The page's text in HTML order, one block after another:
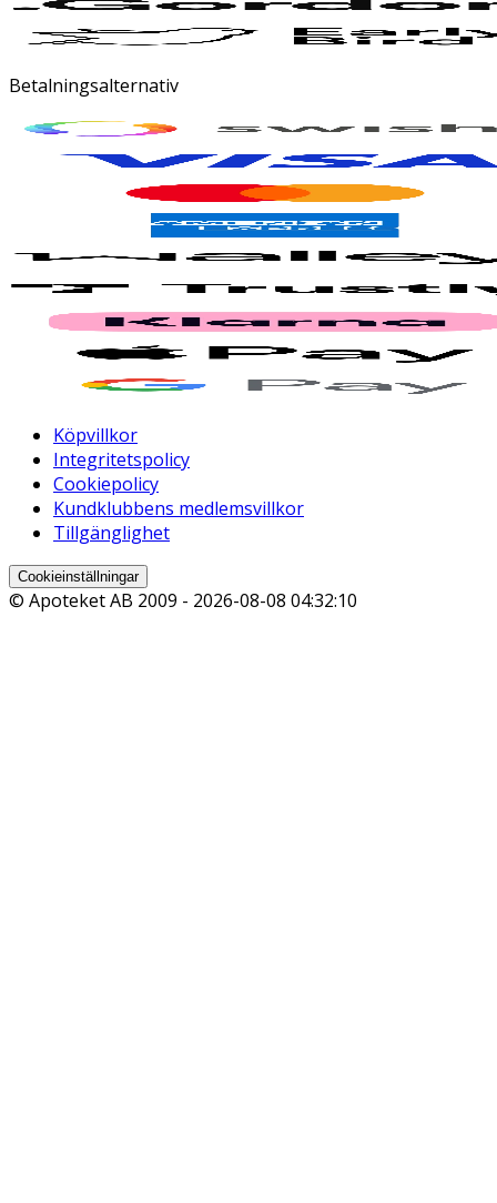
Betalningsalternativ
Köpvillkor
Integritetspolicy
Cookiepolicy
Kundklubbens medlemsvillkor
Tillgänglighet
Cookieinställningar
© Apoteket AB 2009 - 2026-08-08 04:32:10